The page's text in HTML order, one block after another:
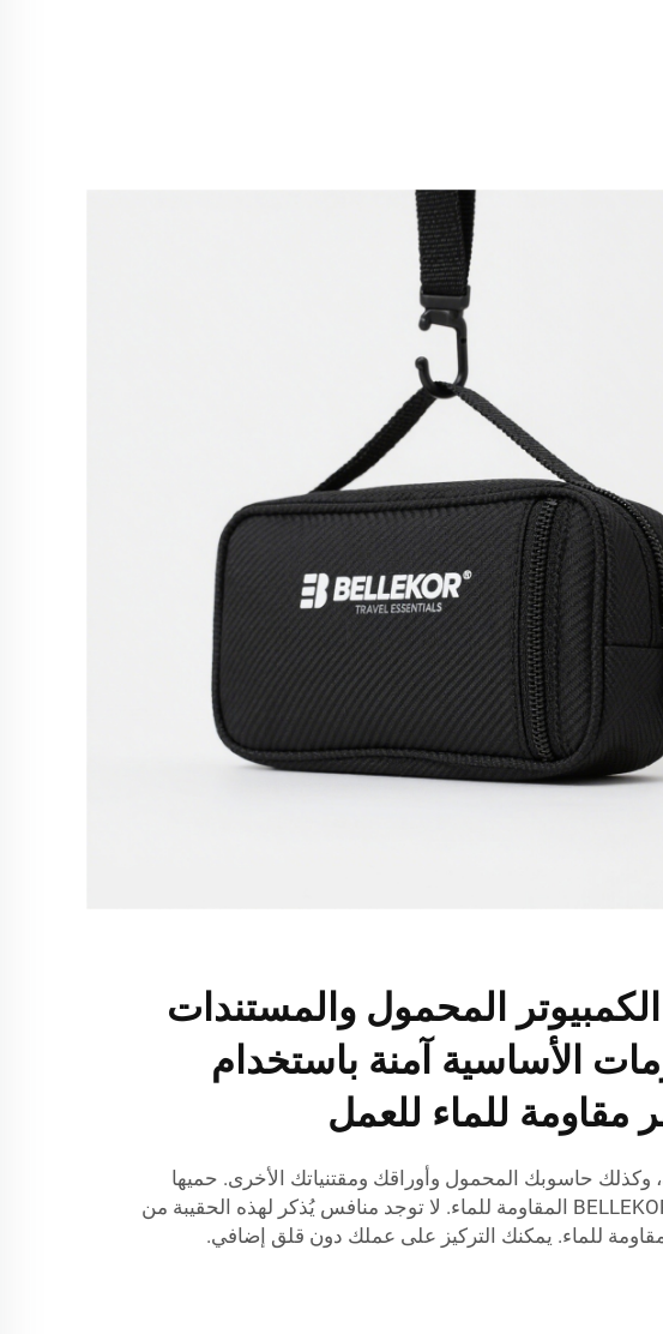
الكمبيوتر المحمول والمستندات
الأساسية آمنة باستخدام
مقاومة للماء للعمل
وكذلك حاسوبك المحمول وأوراقك ومقتنياتك الأخرى. حميها
باستخدام حقيبة BELLEKOR المقاومة للماء. لا توجد منافس يُذكر لهذه الحقيبة من
للماء. يمكنك التركيز على عملك دون قلق إضافي.